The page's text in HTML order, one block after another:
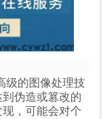
级的图像处理技
伪造或篡改的
，可能会对个